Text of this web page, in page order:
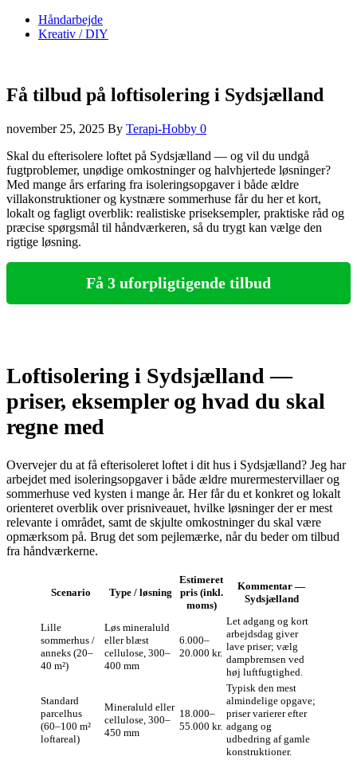
Håndarbejde
Kreativ / DIY
Få tilbud på loftisolering i Sydsjælland
november 25, 2025 By Terapi-Hobby 0
Skal du efterisolere loftet på Sydsjælland — og vil du undgå
fugtproblemer, unødige omkostninger og halvhjertede løsninger?
Med mange års erfaring fra isoleringsopgaver i både ældre
villakonstruktioner og kystnære sommerhuse får du her et kort,
lokalt og fagligt overblik: realistiske priseksempler, praktiske råd og
præcise spørgsmål til håndværkeren, så du trygt kan vælge den
rigtige løsning.
Få 3 uforpligtigende tilbud
Loftisolering i Sydsjælland —
priser, eksempler og hvad du skal
regne med
Overvejer du at få efterisoleret loftet i dit hus i Sydsjælland? Jeg har
arbejdet med isoleringsopgaver i både ældre murermestervillaer og
sommerhuse ved kysten i mange år. Her får du et konkret og lokalt
orienteret overblik over prisniveauet, hvilke løsninger der er mest
relevante i området, samt de skjulte omkostninger du skal være
opmærksom på. Brug det som pejlemærke, når du beder om tilbud
fra håndværkerne.
Scenario Type / løsning
Estimeret
pris (inkl.
moms)
Kommentar —
Sydsjælland
Lille
sommerhus /
anneks (20–
40 m²)
Løs mineraluld
eller blæst
cellulose, 300–
400 mm
6.000–
20.000 kr.
Let adgang og kort
arbejdsdag giver
lave priser; vælg
dampbremsen ved
høj luftfugtighed.
Standard
parcelhus
(60–100 m²
loftareal)
Mineraluld eller
cellulose, 300–
450 mm
18.000–
55.000 kr.
Typisk den mest
almindelige opgave;
priser varierer efter
adgang og
udbedring af gamle
konstruktioner.